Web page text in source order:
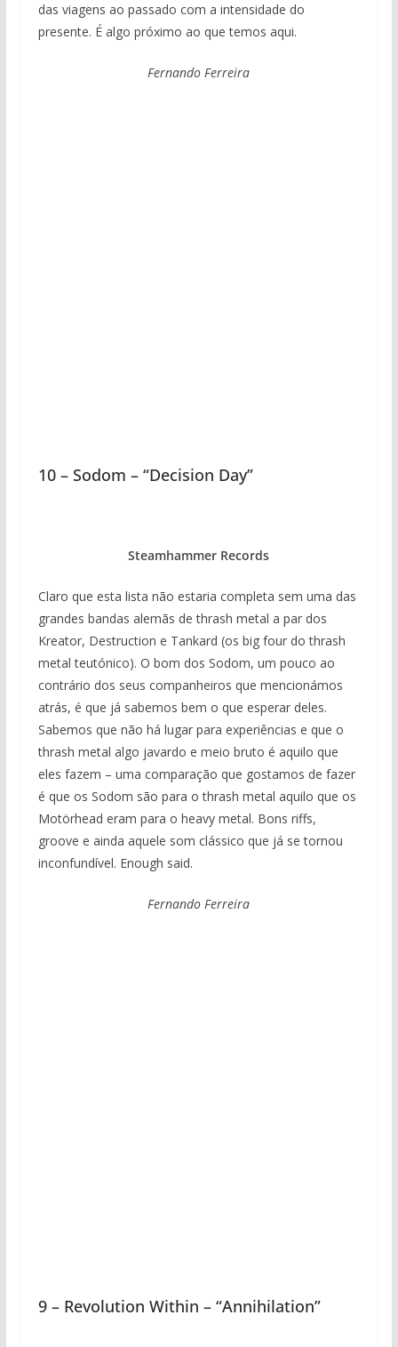
das viagens ao passado com a intensidade do
presente. É algo próximo ao que temos aqui.
Fernando Ferreira
10 – Sodom – “Decision Day”
Steamhammer Records
Claro que esta lista não estaria completa sem uma das
grandes bandas alemãs de thrash metal a par dos
Kreator, Destruction e Tankard (os big four do thrash
metal teutónico). O bom dos Sodom, um pouco ao
contrário dos seus companheiros que mencionámos
atrás, é que já sabemos bem o que esperar deles.
Sabemos que não há lugar para experiências e que o
thrash metal algo javardo e meio bruto é aquilo que
eles fazem – uma comparação que gostamos de fazer
é que os Sodom são para o thrash metal aquilo que os
Motörhead eram para o heavy metal. Bons riffs,
groove e ainda aquele som clássico que já se tornou
inconfundível. Enough said.
Fernando Ferreira
9 – Revolution Within – “Annihilation”